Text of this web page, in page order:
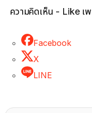
ความคิดเห็น - Like เ
Facebook
X
LINE